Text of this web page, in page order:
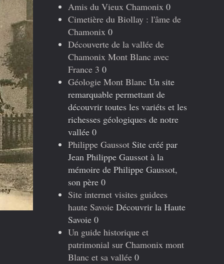
Amis du Vieux Chamonix 0
Cimetière du Biollay : l'âme de
Chamonix 0
Découverte de la vallée de
Chamonix Mont Blanc avec
France 3 0
Géologie Mont Blanc Un site
remarquable permettant de
découvrir toutes les variéts et les
richesses géologiques de notre
vallée 0
Philippe Gaussot Site créé par
Jean Philippe Gaussot à la
mémoire de Philippe Gaussot,
son père 0
Site internet visites guidees
haute Savoie Découvrir la Haute
Savoie 0
Un guide historique et
patrimonial sur Chamonix mont
Blanc et sa vallée 0